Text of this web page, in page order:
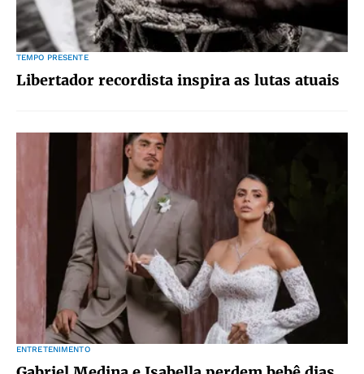
TEMPO PRESENTE
Libertador recordista inspira as lutas atuais
ENTRETENIMENTO